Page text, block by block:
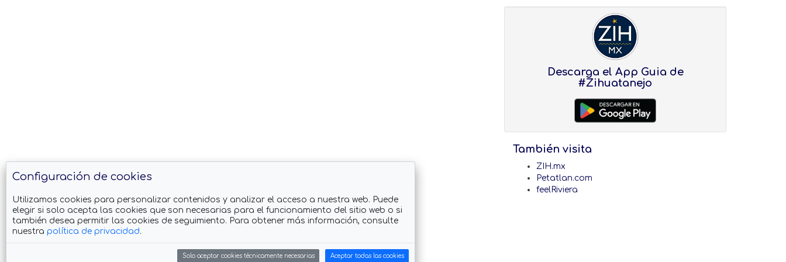
Descarga el App Guia de
#Zihuatanejo
También visita
ZIH.mx
Petatlan.com
feelRiviera
Configuración de cookies
Utilizamos cookies para personalizar contenidos y analizar el acceso a nuestra web. Puede
elegir si solo acepta las cookies que son necesarias para el funcionamiento del sitio web o si
también desea permitir las cookies de seguimiento. Para obtener más información, consulte
nuestra política de privacidad.
Solo aceptar cookies técnicamente necesarias Aceptar todas las cookies